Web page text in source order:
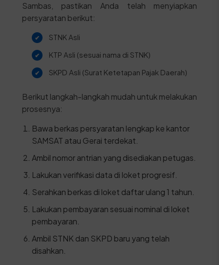
Sambas, pastikan Anda telah menyiapkan
persyaratan berikut:
STNK Asli
KTP Asli (sesuai nama di STNK)
SKPD Asli (Surat Ketetapan Pajak Daerah)
Berikut langkah-langkah mudah untuk melakukan
prosesnya:
Bawa berkas persyaratan lengkap ke kantor
SAMSAT atau Gerai terdekat.
Ambil nomor antrian yang disediakan petugas.
Lakukan verifikasi data di loket progresif.
Serahkan berkas di loket daftar ulang 1 tahun.
Lakukan pembayaran sesuai nominal di loket
pembayaran.
Ambil STNK dan SKPD baru yang telah
disahkan.